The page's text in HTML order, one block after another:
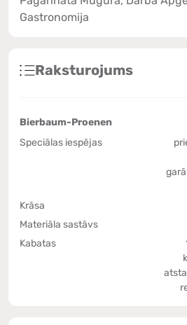
Gastronomija
Raksturojums
Bierbaum-Proenen
Speciālas iespējas
Krāsa
Materiāla sastāvs
Kabatas